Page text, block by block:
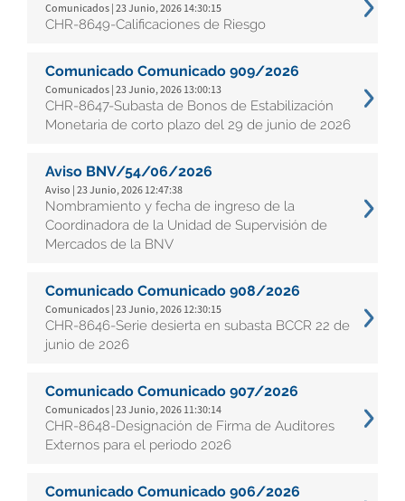
Comunicados | 23 Junio, 2026 14:30:15
CHR-8649-Calificaciones de Riesgo
Comunicado Comunicado 909/2026
Comunicados | 23 Junio, 2026 13:00:13
CHR-8647-Subasta de Bonos de Estabilización
Monetaria de corto plazo del 29 de junio de 2026
Aviso BNV/54/06/2026
Aviso | 23 Junio, 2026 12:47:38
Nombramiento y fecha de ingreso de la
Coordinadora de la Unidad de Supervisión de
Mercados de la BNV
Comunicado Comunicado 908/2026
Comunicados | 23 Junio, 2026 12:30:15
CHR-8646-Serie desierta en subasta BCCR 22 de
junio de 2026
Comunicado Comunicado 907/2026
Comunicados | 23 Junio, 2026 11:30:14
CHR-8648-Designación de Firma de Auditores
Externos para el periodo 2026
Comunicado Comunicado 906/2026